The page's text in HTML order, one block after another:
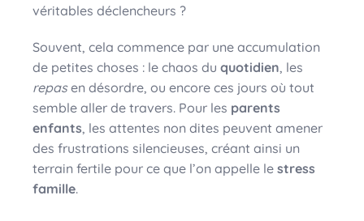
véritables déclencheurs ?
Souvent, cela commence par une accumulation
de petites choses : le chaos du quotidien, les
repasen désordre, ou encore ces jours où tout
semble aller de travers. Pour les parents
enfants, les attentes non dites peuvent amener
des frustrations silencieuses, créant ainsi un
terrain fertile pour ce que l’on appelle le stress
famille.